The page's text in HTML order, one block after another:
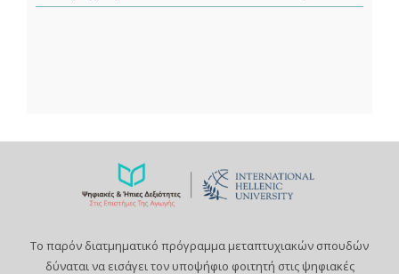
Το παρόν διατμηματικό πρόγραμμα μεταπτυχιακών σπουδών
δύναται να εισάγει τον υποψήφιο φοιτητή στις ψηφιακές